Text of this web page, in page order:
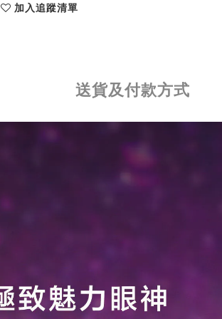
加入追蹤清單
送貨及付款方式